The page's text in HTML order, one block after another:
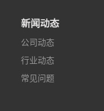
新闻动态
公司动态
行业动态
常见问题